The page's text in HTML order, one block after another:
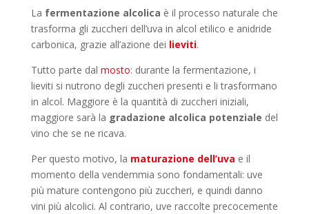
La fermentazione alcolica è il processo naturale che
trasforma gli zuccheri dell’uva in alcol etilico e anidride
carbonica, grazie all’azione dei lieviti.
Tutto parte dal mosto: durante la fermentazione, i
lieviti si nutrono degli zuccheri presenti e li trasformano
in alcol. Maggiore è la quantità di zuccheri iniziali,
maggiore sarà la gradazione alcolica potenziale del
vino che se ne ricava.
Per questo motivo, la maturazione dell’uva e il
momento della vendemmia sono fondamentali: uve
più mature contengono più zuccheri, e quindi danno
vini più alcolici. Al contrario, uve raccolte precocemente